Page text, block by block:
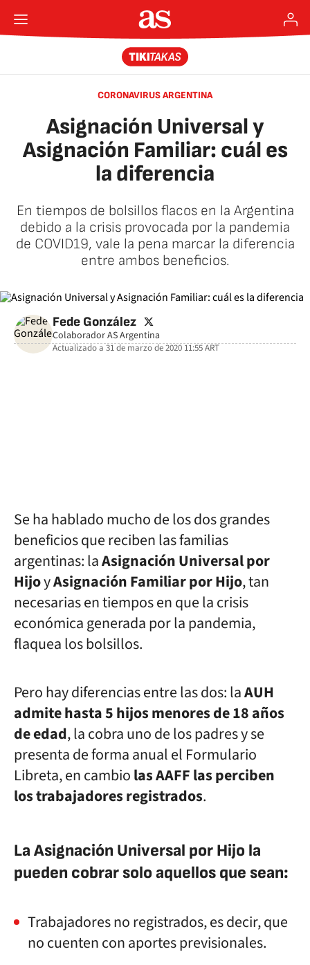
CORONAVIRUS ARGENTINA
Asignación Universal y
Asignación Familiar: cuál es
la diferencia
En tiempos de bolsillos flacos en la Argentina
debido a la crisis provocada por la pandemia
de COVID19, vale la pena marcar la diferencia
entre ambos beneficios.
Fede González twitter
Colaborador AS Argentina
Actualizado a31 de marzo de 2020 11:55ART
Se ha hablado mucho de los dos grandes
beneficios que reciben las familias
argentinas: laAsignación Universal por
HijoyAsignación Familiar por Hijo, tan
necesarias en tiempos en que la crisis
económica generada por la pandemia,
flaquea los bolsillos.
Pero hay diferencias entre las dos: laAUH
admite hasta 5 hijos menores de 18 años
de edad, la cobra uno de los padres y se
presenta de forma anual el Formulario
Libreta, en cambiolas AAFF las perciben
los trabajadores registrados.
La Asignación Universal por Hijo la
pueden cobrar solo aquellos que sean:
Trabajadores no registrados, es decir, que
no cuenten con aportes previsionales.